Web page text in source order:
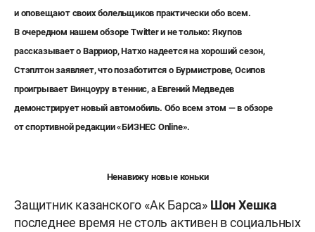
и оповещают своих болельщиков практически обо всем.
В очередном нашем обзоре Twitter и не только: Якупов
рассказывает о Варриор, Натхо надеется на хороший сезон,
Стэплтон заявляет, что позаботится о Бурмистрове, Осипов
проигрывает Винцоуру в теннис, а Евгений Медведев
демонстрирует новый автомобиль. Обо всем этом — в обзоре
от спортивной редакции «БИЗНЕС Online».
Ненавижу новые коньки
Защитник казанского «Ак Барса» Шон Хешка
последнее время не столь активен в социальных